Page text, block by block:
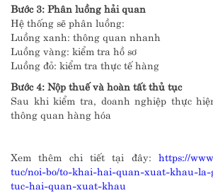
Bước 3: Phân luồng hải quan
Hệ thống sẽ phân luồng:
Luồng xanh: thông quan nhanh
Luồng vàng: kiểm tra hồ sơ
Luồng đỏ: kiểm tra thực tế hàng
Bước 4: Nộp thuế và hoàn tất thủ tục
Sau khi kiểm tra, doanh nghiệp thực
thông quan hàng hóa
Xem thêm chi tiết tại đây: https://
tuc/noi-bo/to-khai-hai-quan-xuat-khau-
tuc-hai-quan-xuat-khau